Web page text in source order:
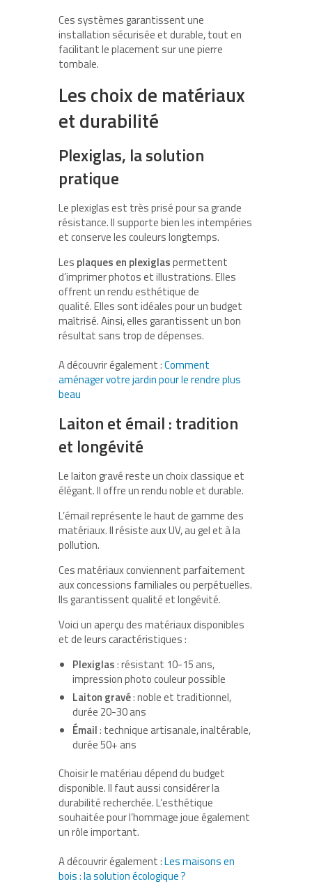
Ces systèmes garantissent une
installation sécurisée et durable, tout en
facilitant le placement sur une pierre
tombale.
Les choix de matériaux
et durabilité
Plexiglas, la solution
pratique
Le plexiglas est très prisé pour sa grande
résistance. Il supporte bien les intempéries
et conserve les couleurs longtemps.
Les plaques en plexiglaspermettent
d’imprimer photos et illustrations. Elles
offrent un rendu esthétique de
qualité.Elles sont idéales pour un budget
maîtrisé. Ainsi, elles garantissent un bon
résultat sans trop de dépenses.
A découvrir également :Comment
aménager votre jardin pour le rendre plus
beau
Laiton et émail : tradition
et longévité
Le laiton gravé reste un choix classique et
élégant. Il offre un rendu noble et durable.
L’émail représente le haut de gamme des
matériaux. Il résiste aux UV, au gel et à la
pollution.
Ces matériaux conviennent parfaitement
aux concessions familiales ou perpétuelles.
Ils garantissent qualité et longévité.
Voici un aperçu des matériaux disponibles
et de leurs caractéristiques :
Plexiglas: résistant 10-15 ans,
impression photo couleur possible
Laiton gravé: noble et traditionnel,
durée 20-30 ans
Émail: technique artisanale, inaltérable,
durée 50+ ans
Choisir le matériau dépend du budget
disponible. Il faut aussi considérer la
durabilité recherchée.L’esthétique
souhaitée pour l’hommage joue également
un rôle important.
A découvrir également :Les maisons en
bois : la solution écologique ?